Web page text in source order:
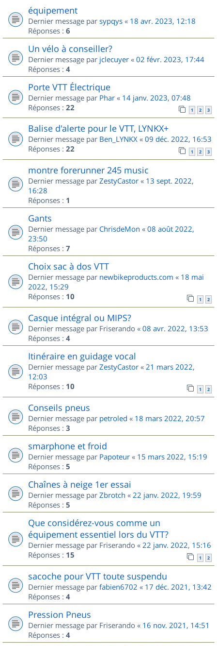
équipement
Dernier message par sypqys « 18 avr. 2023, 12:18
Réponses : 6
Un vélo à conseiller?
Dernier message par jclecuyer « 02 févr. 2023, 17:44
Réponses : 4
Porte VTT Électrique
Dernier message par Phar « 14 janv. 2023, 07:48
Réponses : 22 1 2 3
Balise d'alerte pour le VTT, LYNKX+
Dernier message par Ben_LYNKX « 09 déc. 2022, 16:53
Réponses : 22 1 2 3
montre forerunner 245 music
Dernier message par ZestyCastor « 13 sept. 2022,
16:28
Réponses : 1
Gants
Dernier message par ChrisdeMon « 08 août 2022,
23:50
Réponses : 7
Choix sac à dos VTT
Dernier message par newbikeproducts.com « 18 mai
2022, 15:29
Réponses : 10 1 2
Casque intégral ou MIPS?
Dernier message par Friserando « 08 avr. 2022, 13:53
Réponses : 4
Itinéraire en guidage vocal
Dernier message par ZestyCastor « 21 mars 2022,
12:03
Réponses : 10 1 2
Conseils pneus
Dernier message par petroled « 18 mars 2022, 20:57
Réponses : 3
smarphone et froid
Dernier message par Papoteur « 15 mars 2022, 15:19
Réponses : 5
Chaînes à neige 1er essai
Dernier message par Zbrotch « 22 janv. 2022, 19:59
Réponses : 5
Que considérez-vous comme un
équipement essentiel lors du VTT?
Dernier message par Friserando « 22 janv. 2022, 15:16
Réponses : 15 1 2
sacoche pour VTT toute suspendu
Dernier message par fabien6702 « 17 déc. 2021, 13:42
Réponses : 4
Pression Pneus
Dernier message par Friserando « 16 nov. 2021, 14:51
Réponses : 4